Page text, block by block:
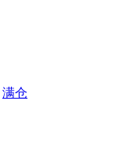
满仓